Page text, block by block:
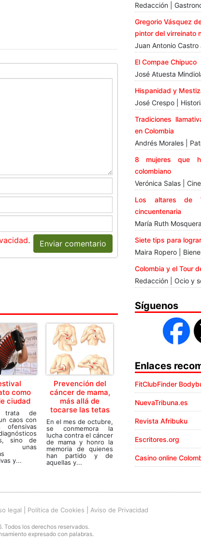
. Enviar comentario
como
ciudad
de
caos con
ofensivas
sino de
unas
y...
Prevención del
cáncer de mama,
más allá de
tocarse las tetas
En el mes de octubre,
se conmemora la
lucha contra el cáncer
de mama y honro la
memoria de quienes
han partido y de
aquellas y...
Redacción |
Gregorio Vásquez
pintor del virreinato
Juan Antonio
El Compae Chipuco
José Atuesta
Hispanidad y
José Crespo |
Tradiciones
en Colombia
Andrés Morales |
8 mujeres que
colombiano
Verónica Salas | Cine
Los altares de
cincuentenaria
María Ruth
Siete tips para
Maira Ropero |
Colombia y el Tour
Redacción | Ocio y
Síguenos
Enlaces
FitClubFinder
NuevaTribuna.es
Revista Afribuku
Escritores.org
Casino online
legal Política de Cookies Aviso de Privacidad
los derechos reservados.
expresado con palabras.